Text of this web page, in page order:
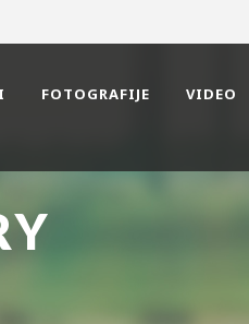
FOTOGRAFIJE VIDEO